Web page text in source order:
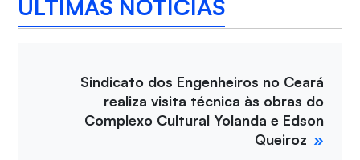
ÚLTIMAS NOTÍCIAS
Sindicato dos Engenheiros no Ceará
realiza visita técnica às obras do
Complexo Cultural Yolanda e Edson
Queiroz